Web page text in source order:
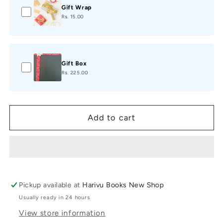
Gift Wrap
Rs. 15.00
Gift Box
Rs. 225.00
Add to cart
Pickup available at Harivu Books New Shop
Usually ready in 24 hours
View store information